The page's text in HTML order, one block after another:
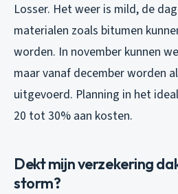
Losser. Het weer is mild, de
materialen zoals bitumen
worden. In november kunnen
maar vanaf december worden
uitgevoerd. Planning in het
20 tot 30% aan kosten.
Dekt mijn verzekering
storm?